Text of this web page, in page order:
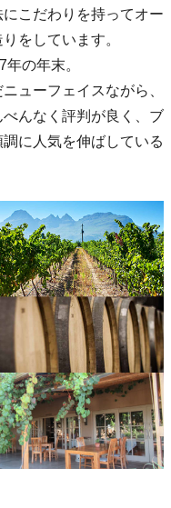
こだわりを持ってオー
をしています。
の年末。
ューフェイスながら、
んなく評判が良く、ブ
に人気を伸ばしている